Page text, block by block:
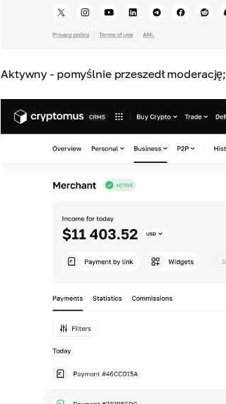
Aktywny - pomyślnie przeszedł moderację;